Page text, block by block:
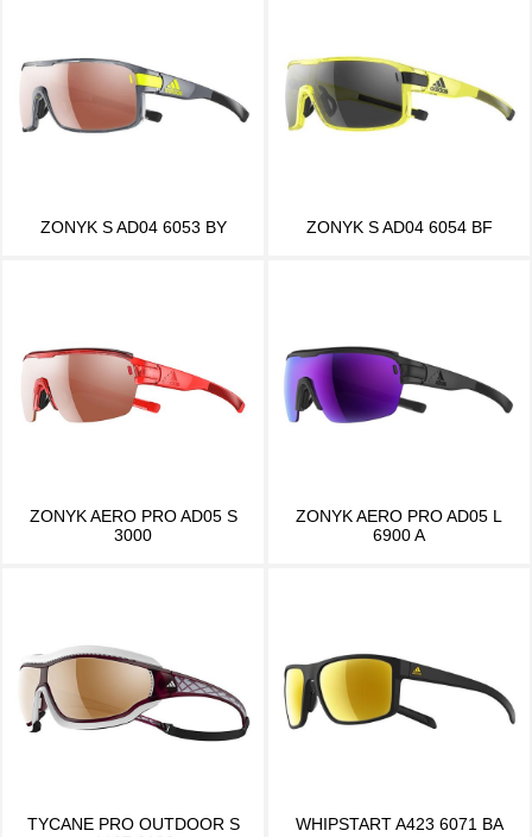
ZONYK S AD04 6053 BY ZONYK S AD04 6054 BF
ZONYK AERO PRO AD05 S
3000
ZONYK AERO PRO AD05 L
6900 A
TYCANE PRO OUTDOOR S
WHIPSTART A423 6071 BA